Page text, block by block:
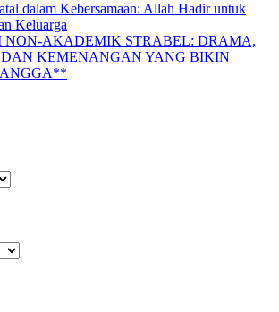
dalam Kebersamaan: Allah Hadir untuk
Keluarga
NON-AKADEMIK STRABEL: DRAMA,
KEMENANGAN YANG BIKIN